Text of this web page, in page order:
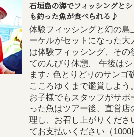
石垣島の海でフィッシングと
も釣った魚が食べられる♪
体験フィッシングと幻の島
ーケルがセットになった大
は体験フィッシング、その
てのんびり休憩、 午後は
ます♪ 色とりどりのサンゴ
こころゆくまで鑑賞しよう
お子様でもスタッフがサポ
った魚はツアー後、直営店
理し、お召し上がりくださ
てお支払いください（